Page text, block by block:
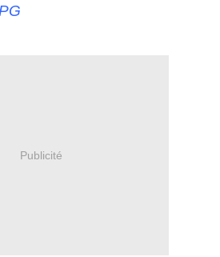
Publicité